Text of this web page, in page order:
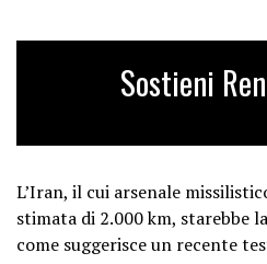
Sostieni
L’Iran, il cui arsenale
stimata di 2.000 km, starebbe
come suggerisce un recente